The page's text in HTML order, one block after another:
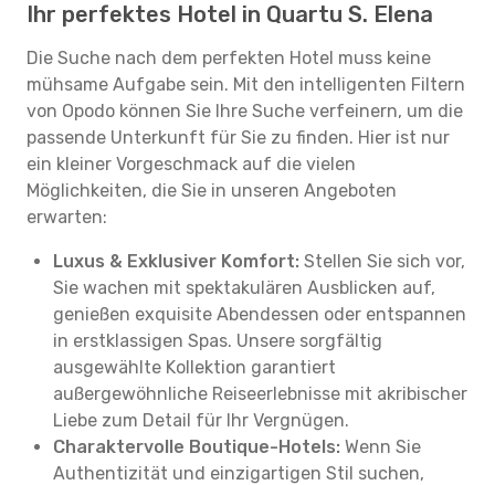
Ihr perfektes Hotel in Quartu S. Elena
Die Suche nach dem perfekten Hotel muss keine
mühsame Aufgabe sein. Mit den intelligenten Filtern
von Opodo können Sie Ihre Suche verfeinern, um die
passende Unterkunft für Sie zu finden. Hier ist nur
ein kleiner Vorgeschmack auf die vielen
Möglichkeiten, die Sie in unseren Angeboten
erwarten:
Luxus & Exklusiver Komfort: Stellen Sie sich vor,
Sie wachen mit spektakulären Ausblicken auf,
genießen exquisite Abendessen oder entspannen
in erstklassigen Spas. Unsere sorgfältig
ausgewählte Kollektion garantiert
außergewöhnliche Reiseerlebnisse mit akribischer
Liebe zum Detail für Ihr Vergnügen.
Charaktervolle Boutique-Hotels: Wenn Sie
Authentizität und einzigartigen Stil suchen,